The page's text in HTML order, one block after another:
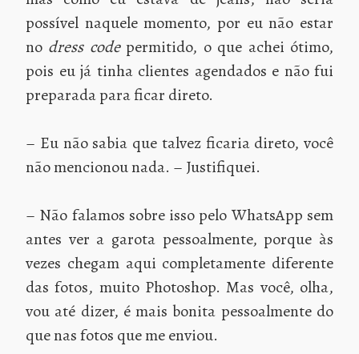
possível naquele momento, por eu não estar
no dress codepermitido, o que achei ótimo,
pois eu já tinha clientes agendados e não fui
preparada para ficar direto.
– Eu não sabia que talvez ficaria direto, você
não mencionou nada. – Justifiquei.
– Não falamos sobre isso pelo WhatsApp sem
antes ver a garota pessoalmente, porque às
vezes chegam aqui completamente diferente
das fotos, muito Photoshop. Mas você, olha,
vou até dizer, é mais bonita pessoalmente do
que nas fotos que me enviou.